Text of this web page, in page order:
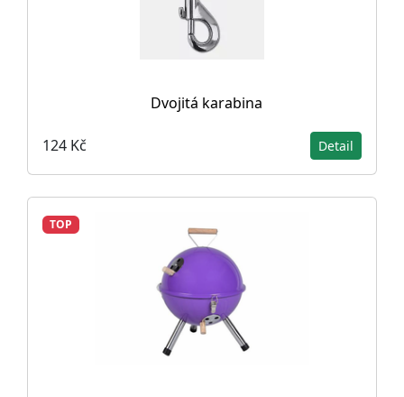
Dvojitá karabina
124 Kč Detail
TOP